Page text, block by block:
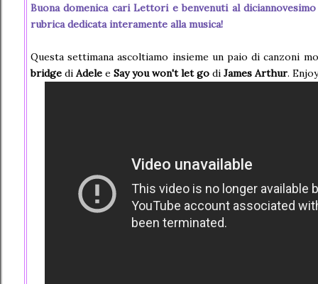
Buona domenica cari Lettori e benvenuti al
rubrica dedicata interamente alla musica!
Questa settimana ascoltiamo insieme un paio di canzoni
bridge di Adele e Say you won't let go di James Arthur.